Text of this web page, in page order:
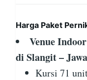
Harga Paket
Venue
di Slangit –
Kursi 71